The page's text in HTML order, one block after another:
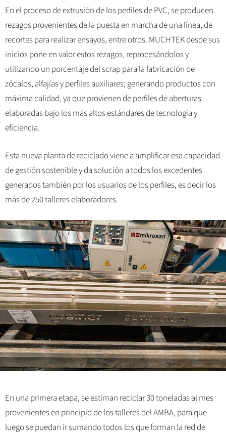
En el proceso de extrusión de los perfiles de PVC, se producen
rezagos provenientes de la puesta en marcha de una línea, de
recortes para realizar ensayos, entre otros. MUCHTEK desde sus
inicios pone en valor estos rezagos, reprocesándolos y
utilizando un porcentaje del scrap para la fabricación de
zócalos, alfajías y perfiles auxiliares; generando productos con
máxima calidad, ya que provienen de perfiles de aberturas
elaboradas bajo los más altos estándares de tecnología y
eficiencia.
Esta nueva planta de reciclado viene a amplificar esa capacidad
de gestión sostenible y da solución a todos los excedentes
generados también por los usuarios de los perfiles, es decir los
más de 250 talleres elaboradores.
En una primera etapa, se estiman reciclar 30 toneladas al mes
provenientes en principio de los talleres del AMBA, para que
luego se puedan ir sumando todos los que forman la red de